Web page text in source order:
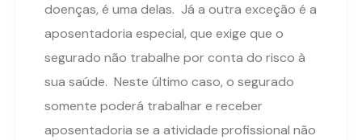
doenças, é uma delas. Já a outra exceção é a
aposentadoria especial, que exige que o
segurado não trabalhe por conta do risco à
sua saúde. Neste último caso, o segurado
somente poderá trabalhar e receber
aposentadoria se a atividade profissional não